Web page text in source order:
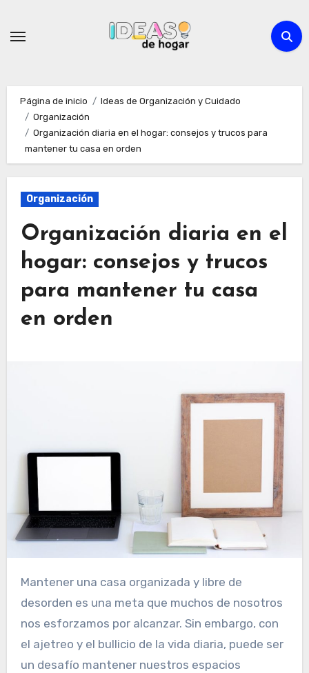
Página de inicio
Ideas de Organización y Cuidado
Organización
Organización diaria en el hogar: consejos y trucos para
mantener tu casa en orden
Organización
Organización diaria en el
hogar: consejos y trucos
para mantener tu casa
en orden
Mantener una casa organizada y libre de
desorden es una meta que muchos de nosotros
nos esforzamos por alcanzar. Sin embargo, con
el ajetreo y el bullicio de la vida diaria, puede ser
un desafío mantener nuestros espacios